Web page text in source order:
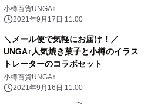
小樽百貨UNGA↑
2021年9月17日 11:00
＼メール便で気軽にお届け！／
UNGA↑人気焼き菓子と小樽のイラス
トレーターのコラボセット
小樽百貨UNGA↑
2021年9月16日 11:00